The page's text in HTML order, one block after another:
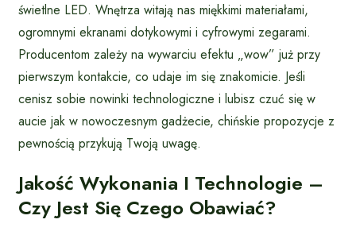
świetlne LED. Wnętrza witają nas miękkimi materiałami,
ogromnymi ekranami dotykowymi i cyfrowymi zegarami.
Producentom zależy na wywarciu efektu „wow” już przy
pierwszym kontakcie, co udaje im się znakomicie. Jeśli
cenisz sobie nowinki technologiczne i lubisz czuć się w
aucie jak w nowoczesnym gadżecie, chińskie propozycje z
pewnością przykują Twoją uwagę.
Jakość Wykonania I Technologie –
Czy Jest Się Czego Obawiać?